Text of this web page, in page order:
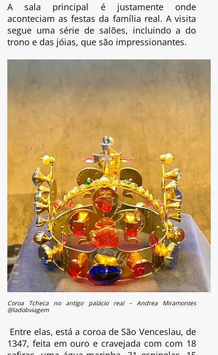
A sala principal é justamente onde
aconteciam as festas da família real. A visita
segue uma série de salões, incluindo a do
trono e das jóias, que são impressionantes.
Coroa Tcheca no antigo palácio real – Andrea Miramontes
@ladobviagem
Entre elas, está a coroa de São Venceslau, de
1347, feita em ouro e cravejada com com 18